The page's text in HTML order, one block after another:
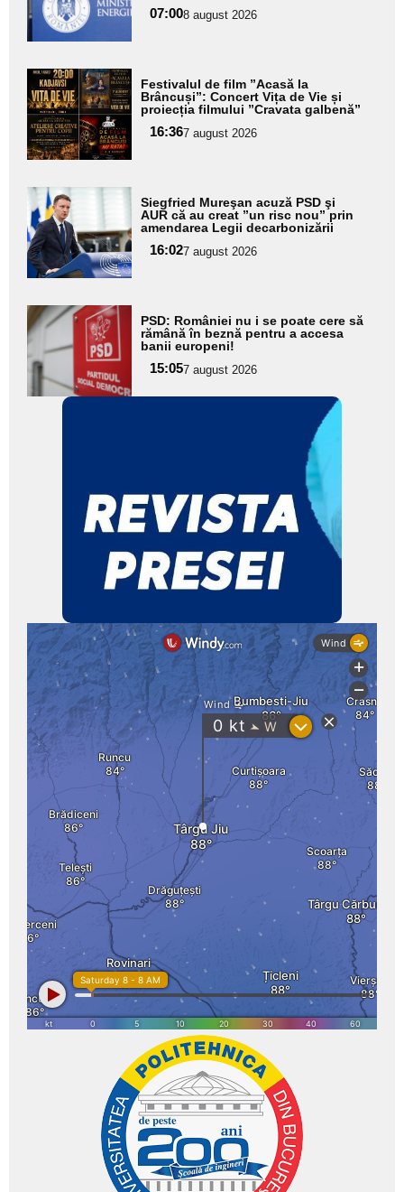
subtitlu
07:008 august 2026
Adaugă
aici textul
pentru
subtitlu
Festivalul de film ”Acasă la
Brâncuși”: Concert Vița de Vie și
proiecția filmului ”Cravata galbenă”
16:367 august 2026
Adaugă
aici textul
pentru
subtitlu
Siegfried Mureşan acuză PSD şi
AUR că au creat ”un risc nou” prin
amendarea Legii decarbonizării
16:027 august 2026
Adaugă
aici textul
pentru
subtitlu
PSD: României nu i se poate cere să
rămână în beznă pentru a accesa
banii europeni!
15:057 august 2026